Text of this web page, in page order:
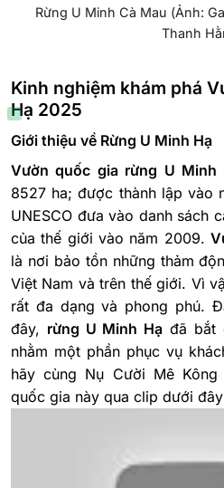
Rừng U Minh Cà Mau (Ảnh:
Thanh
Kinh nghiệm khám phá
Hạ 2025
Giới thiệu về Rừng U Minh Hạ
Vườn quốc gia rừng U Minh
8527 ha; được thành lập vào
UNESCO đưa vào danh sách
của thế giới vào năm 2009.
là nơi bảo tồn những thảm
Việt Nam và trên thế giới. Vì
rất đa dạng và phong phú.
đây, rừng U Minh Hạ đã bắt
nhằm một phần phục vụ
hãy cùng Nụ Cười Mê
quốc gia này qua clip dưới